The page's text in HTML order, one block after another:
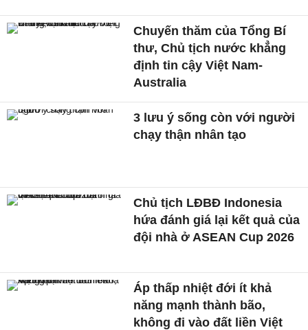
Chuyến thăm của Tổng Bí
thư, Chủ tịch nước khẳng
định tin cậy Việt Nam-
Australia
3 lưu ý sống còn với người
chạy thận nhân tạo
Chủ tịch LĐBĐ Indonesia
hứa đánh giá lại kết quả của
đội nhà ở ASEAN Cup 2026
Áp thấp nhiệt đới ít khả
năng mạnh thành bão,
không đi vào đất liền Việt